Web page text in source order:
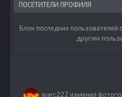
ПОСЕТИТЕЛИ ПРОФИЛЯ
Блок последних пользователей
другим
warc222 изменил